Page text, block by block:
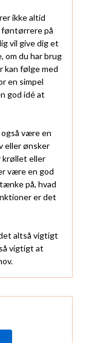
ikke altid
føntørrere på
vil give dig et
om du har brug
kan følge med
en simpel
god idé at
være en
eller ønsker
krøllet eller
være en god
på, hvad
er det
altså vigtigt
vigtigt at